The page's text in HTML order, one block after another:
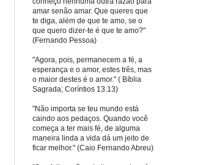
amar senão amar. Que queres que
te diga, além de que te amo, se o
que quero dizer-te é que te amo?"
(Fernando Pessoa)
"Agora, pois, permanecem a fé, a
esperança e o amor, estes três, mas
o maior destes é o amor." ( Bíblia
Sagrada; Coríntios 13.13)
"Não importa se teu mundo está
caindo aos pedaços. Quando você
começa a ter mais fé, de alguma
maneira linda a vida dá um jeito de
ficar melhor." (Caio Fernando Abreu)